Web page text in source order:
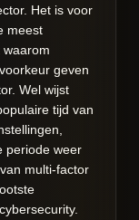
Het is voor
meest
waarom
geven
Wel wijst
tijd van
periode weer
multi-factor